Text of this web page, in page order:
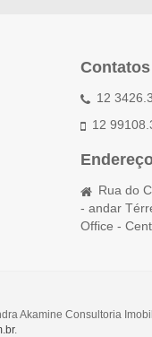
Contatos
12
12
Rua do
- andar
Office -
Akamine Consultoria
.